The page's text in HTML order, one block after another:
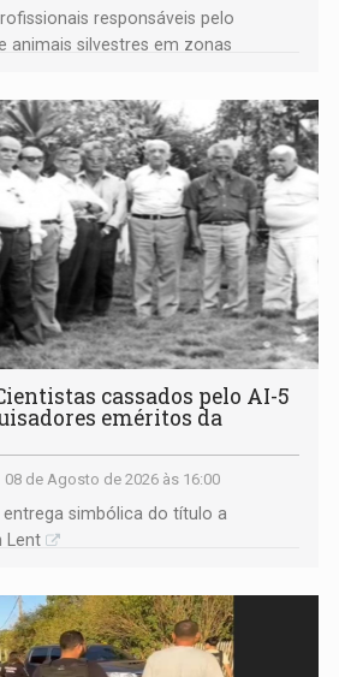
responsáveis pelo
animais silvestres em zonas
cassados pelo AI-5
eméritos da
08 de Agosto de 2026 às 16:00
entrega simbólica do título a
Lent